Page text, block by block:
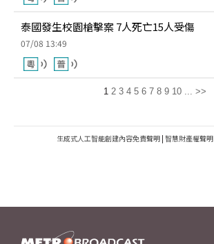
泰國發生校園槍擊案 7人死亡15人受傷
07/08 13:49
1 2 3 4 5 6 7 8 9 10 ... >>
生成式人工智能創建內容免責聲明 | 智慧財產權聲明